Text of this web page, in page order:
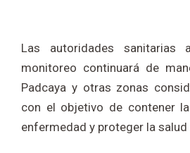
Las autoridades sanitarias
monitoreo continuará de
Padcaya y otras zonas
con el objetivo de contener
enfermedad y proteger la salud